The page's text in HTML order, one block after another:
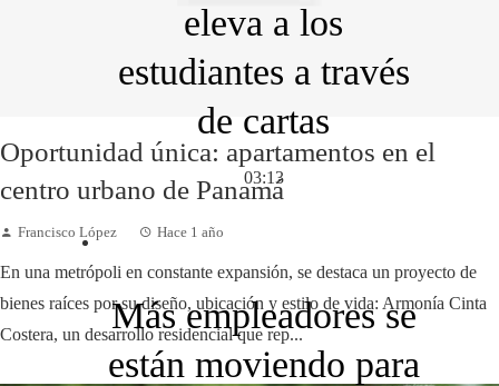
eleva a los
estudiantes a través
de cartas
03:13
Más empleadores se
están moviendo para
Oportunidad única: apartamentos en el
centro urbano de Panamá
Francisco López Hace 1 año
En una metrópoli en constante expansión, se destaca un proyecto de
bienes raíces por su diseño, ubicación y estilo de vida: Armonía Cinta
Costera, un desarrollo residencial que rep...